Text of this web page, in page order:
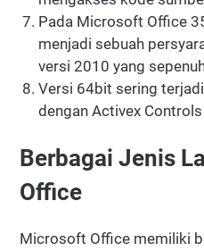
Pada Microsoft Office
menjadi sebuah
versi 2010 yang
Versi 64bit sering
dengan Activex
Berbagai Jenis
Office
Microsoft Office memiliki